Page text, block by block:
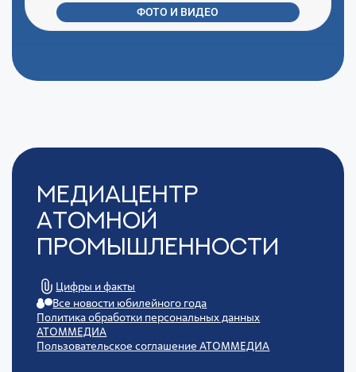
ФОТО И ВИДЕО
Медиацентр
Атомной
Промышленности
Цифры и факты
Все новости юбилейного года
Политика обработки персональных данных
АТОММЕДИА
Пользовательское соглашение АТОММЕДИА